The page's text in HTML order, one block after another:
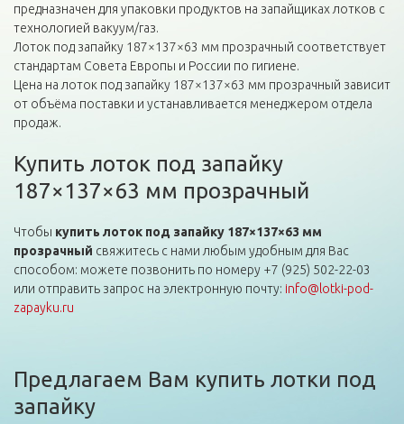
предназначен для упаковки продуктов на запайщиках лотков с
технологией вакуум/газ.
Лоток под запайку 187×137×63 мм прозрачный соответствует
стандартам Совета Европы и России по гигиене.
Цена на лоток под запайку 187×137×63 мм прозрачный зависит
от объёма поставки и устанавливается менеджером отдела
продаж.
Купить лоток под запайку
187×137×63 мм прозрачный
Чтобы купить лоток под запайку 187×137×63 мм
прозрачный свяжитесь с нами любым удобным для Вас
способом: можете позвонить по номеру +7 (925) 502-22-03
или отправить запрос на электронную почту: info@lotki-pod-
zapayku.ru
Предлагаем Вам купить лотки под
запайку